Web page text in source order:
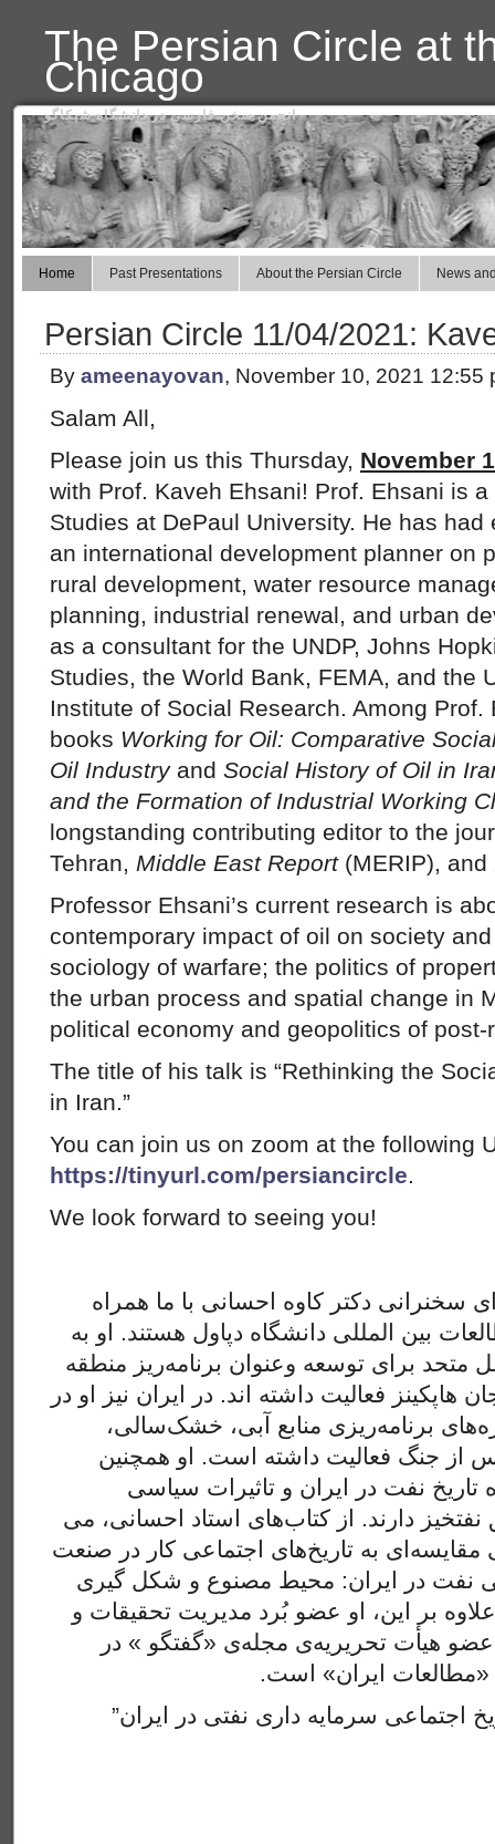
The Persian Circle at
Chicago
انجمن سخن فارسی در دانشگاه شیکاگو
Home Past Presentations About the Persian Circle News
Persian Circle 11/04/2021:
By ameenayovan, November 10, 2021 12:55
Salam All,
Please join us this Thursday, November
with Prof. Kaveh Ehsani! Prof. Ehsani is
Studies at DePaul University. He has
an international development planner on
rural development, water resource
planning, industrial renewal, and urban
as a consultant for the UNDP, Johns
Studies, the World Bank, FEMA, and the
Institute of Social Research. Among Prof.
books Working for Oil: Comparative
Oil Industryand Social History of Oil in
and the Formation of Industrial Working
longstanding contributing editor to the
Tehran, Middle East Report(MERIP), and
Professor Ehsani’s current research is
contemporary impact of oil on society
sociology of warfare; the politics of
the urban process and spatial change in
political economy and geopolitics of post-
The title of his talk is “Rethinking the
in Iran.”
You can join us on zoom at the following
https://tinyurl.com/persiancircle.
We look forward to seeing you!
سخنرانی دکتر کاوه احسانی با ما همراه
بین المللی دانشگاه دپاول هستند. او به
عنوان برنامه‌ریز منطقه‌‎ای در بانک‌ جهانی، برنامه‌ی ملل متحد برای توسعه و
فعالیت داشته اند. در ایران نیز او در
برنامه‌ریزی منابع آبی، خشک‌سالی،
از جنگ فعالیت داشته است. او همچنین
نفت در ایران و تاثیرات سیاسی
دارند. از کتاب‌های استاد احسانی، می
مقایسه‌ای به تاریخ‌های اجتماعی کار در صنعت
نفت در ایران: محیط مصنوع و شکل گیری
بر این، او عضو بُرد مدیریت تحقیقات و
عضو هیأت تحریریه‌ی مجله‌ی «گفتگو » در
«مطالعات ایران» است.
اجتماعی سرمایه داری نفتی در ایران”